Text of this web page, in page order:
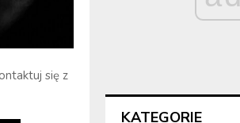
się z
KATEGORIE